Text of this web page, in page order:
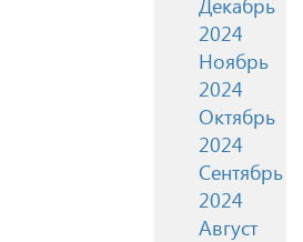
2024
Ноябрь
2024
Октябрь
2024
Сентябрь
2024
Август